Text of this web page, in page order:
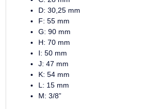
D: 30,25 mm
F: 55 mm
G: 90 mm
H: 70 mm
I: 50 mm
J: 47 mm
K: 54 mm
L: 15 mm
M: 3/8”